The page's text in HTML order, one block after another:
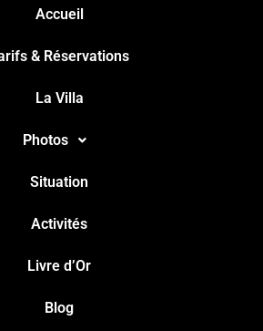
Accueil
& Réservations
La Villa
Photos
Situation
Activités
Livre d’Or
Blog